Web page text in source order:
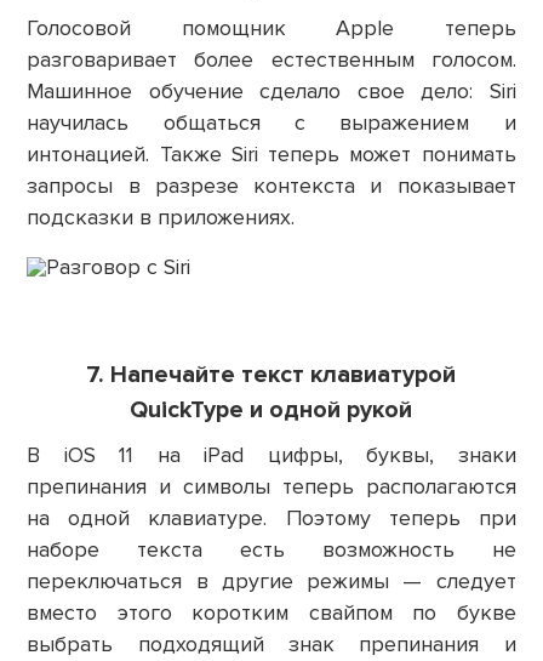
Голосовой помощник Apple теперь
разговаривает более естественным голосом.
Машинное обучение сделало свое дело: Siri
научилась общаться с выражением и
интонацией. Также Siri теперь может понимать
запросы в разрезе контекста и показывает
подсказки в приложениях.
7. Напечайте текст клавиатурой
QuickType и одной рукой
В iOS 11 на iPad цифры, буквы, знаки
препинания и символы теперь располагаются
на одной клавиатуре. Поэтому теперь при
наборе текста есть возможность не
переключаться в другие режимы — следует
вместо этого коротким свайпом по букве
выбрать подходящий знак препинания и